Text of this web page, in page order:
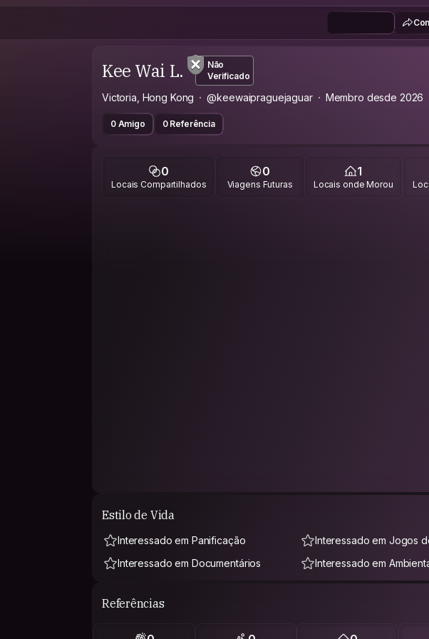
Kee Wai L.
Não
Verificado
Victoria, Hong Kong @keewaipraguejaguar Membro desde 2026
0 Amigo 0 Referência
0
Locais Compartilhados
0
Viagens Futuras
1
Locais onde Morou
Estilo de Vida
Interessado em Panificação
Interessado em Jogos
Interessado em Documentários
Interessado em
Referências